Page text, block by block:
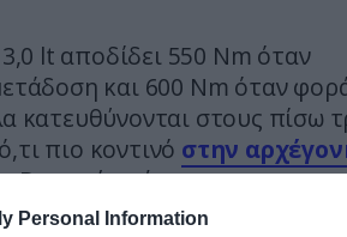
Personal Information
lt αποδίδει 550 Nm όταν
και 600 Nm όταν
κατευθύνονται στους πίσω
πιο κοντινό στην
Βαυαρών σήμερα.